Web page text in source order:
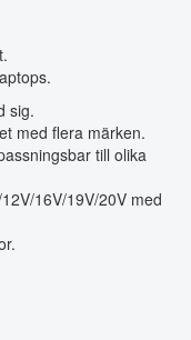
sig.
med flera märken.
till olika
16V/19V/20V med